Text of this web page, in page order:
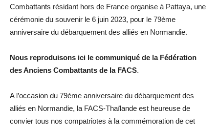
Combattants résidant hors de France organise à Pattaya, une
cérémonie du souvenir le 6 juin 2023, pour le 79ème
anniversaire du débarquement des alliés en Normandie.
Nous reproduisons ici le communiqué de la Fédération
des Anciens Combattants de la FACS.
A l’occasion du 79ème anniversaire du débarquement des
alliés en Normandie, la FACS-Thaïlande est heureuse de
convier tous nos compatriotes à la commémoration de cet